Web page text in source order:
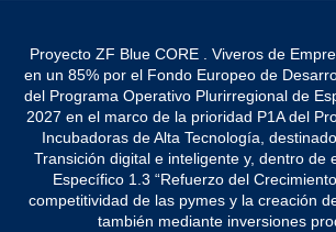
Proyecto ZF Blue CORE . Viveros de
en un 85% por el Fondo Europeo de
del Programa Operativo Plurirregional de
2027 en el marco de la prioridad P1A del
Incubadoras de Alta Tecnología,
Transición digital e inteligente y, dentro de
Específico 1.3 “Refuerzo del
competitividad de las pymes y la creación
también mediante inversiones